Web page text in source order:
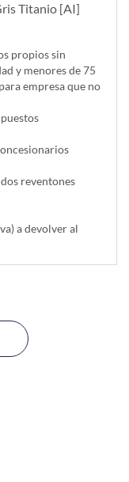
Titanio [AI]
propios sin
y menores de 75
empresa que no
reventones
a devolver al